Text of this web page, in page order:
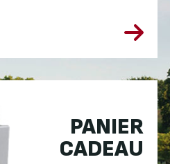
PANIER
CADEAU